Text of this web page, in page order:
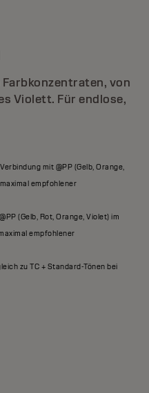
von
Violett. Für endlose,
mit @PP (Gelb, Orange,
empfohlener
(Gelb, Rot, Orange, Violet) im
empfohlener
zu TC + Standard-Tönen bei